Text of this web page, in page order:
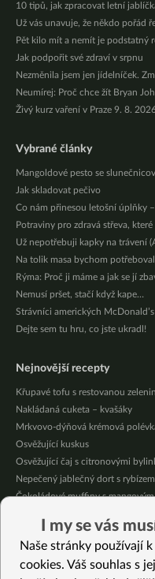
10 tipů, jak zpracovat letní
Už vás unavuje, že někdo pořád
Pět kilo mít a nemít je podstatný
Jak podpořit své zdraví v srpnu
Nezměnila jsem jen jídelníček.
Neumírej: Proč chce žít Bryan
Živý kurz vaření v Praze 9. 8.
Vybrané články
Mangoldové pesto se
Jak skladovat pečivo
Co nám přinesou letošní úplňky –
Potraviny pro zdravá střeva,
Už nepotřebuji kapky na trávení
Na tolik masa bychom
Rýma: Proč ji máme a jak se jí
Nemusí pršet, stačí když kape…
Strávníci amerických
Dejte sem tu hru, co jste ukradl!
Nejnovější recepty
Křupavé tofu s restovanou
Nakládaná cuketa – kvašáky
Mrkvovo-dýňová krémová
Osvěžující kuskus
Osvěžující čaj s citronovými
Nepečený jablečný dort s rybízem
Čokoládové muffiny s
Krémová zeleninová polévka s
Celozrnná rýže basmati se
I my se vás
Naše stránky používají
cookies. Váš souhlas s